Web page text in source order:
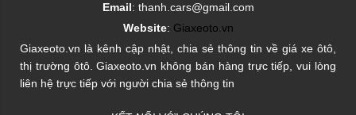
Email: thanh.cars@gmail.com
Website: Giaxeoto.vn
Giaxeoto.vn là kênh cập nhật, chia sẻ thông tin về giá xe ôtô,
thị trường ôtô. Giaxeoto.vn không bán hàng trực tiếp, vui lòng
liên hệ trực tiếp với người chia sẻ thông tin